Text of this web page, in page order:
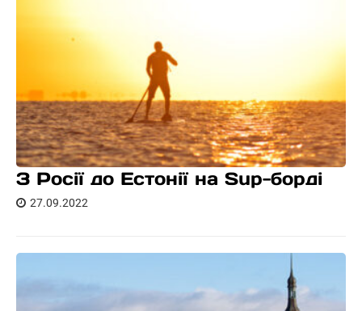
З Росії до Естонії на Sup-борді
27.09.2022